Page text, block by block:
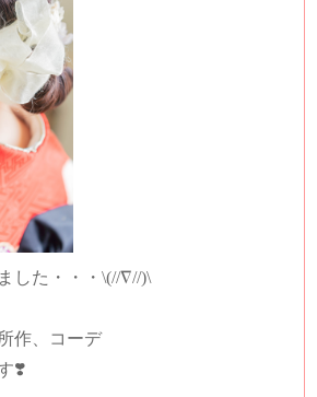
した・・・\(//∇//)\
作、コーデ
❣️